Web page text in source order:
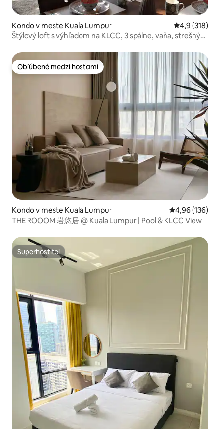
Kondo v meste Kuala Lumpur Priemerné
4,9 (318)
Štýlový loft s výhľadom na KLCC, 3 spálne, vaňa, strešný
Obľúbené medzi hosťami
Obľúbené medzi hosťami
Kondo v meste Kuala Lumpur Priemerné
4,96 (136)
THE ROOOM 岩悠居 @ Kuala Lumpur | Pool & KLCC View
Superhostiteľ
Superhostiteľ